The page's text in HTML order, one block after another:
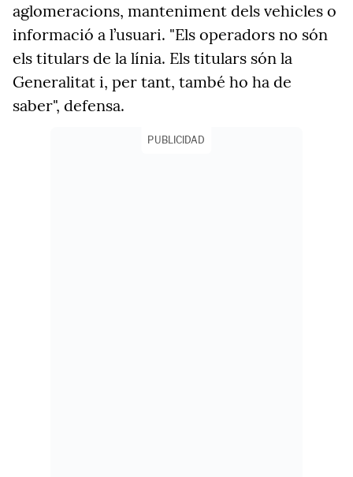
aglomeracions, manteniment dels vehicles o
informació a l’usuari. "Els operadors no són
els titulars de la línia. Els titulars són la
Generalitat i, per tant, també ho ha de
saber", defensa.
PUBLICIDAD